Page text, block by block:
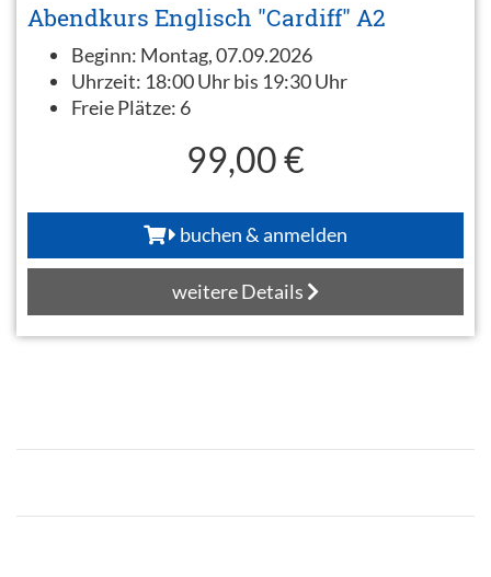
Abendkurs Englisch "Cardiff" A2
Beginn: Montag, 07.09.2026
Uhrzeit: 18:00 Uhr bis 19:30 Uhr
Freie Plätze: 6
99,00 €
buchen & anmelden
weitere Details